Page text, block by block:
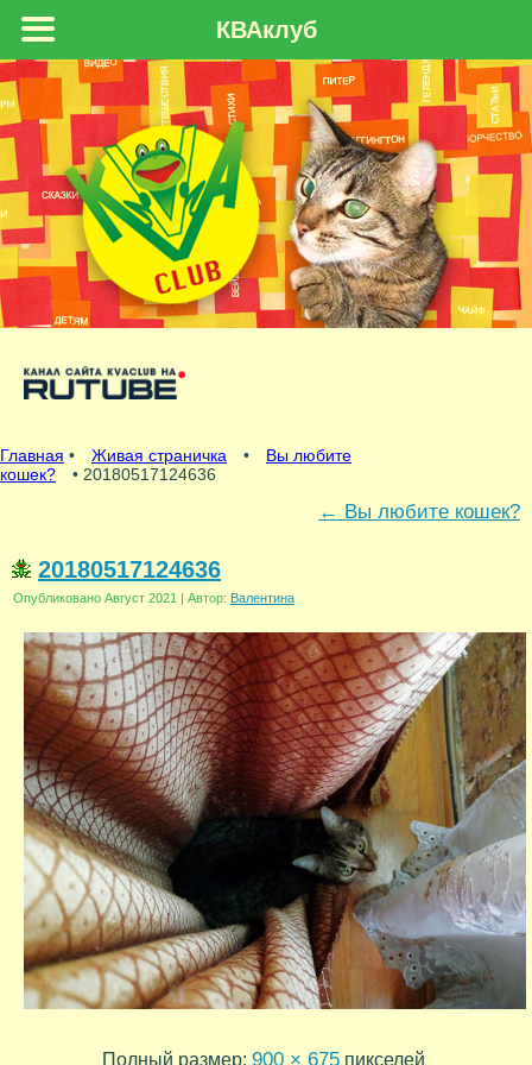
Главная • Живая страничка •
Вы любите
кошек?
• 20180517124636
← Вы любите кошек?
20180517124636
Опубликовано Август 2021 | Автор: Валентина
Полный размер: 900 × 675пикселей
КВАклуб